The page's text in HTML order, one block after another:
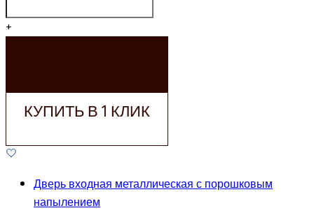
+
КУПИТЬ В 1 КЛИК
Дверь входная металлическая с порошковым
напылением